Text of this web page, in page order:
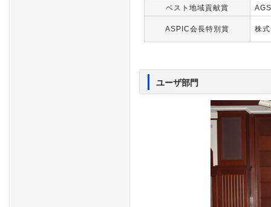
ベスト地域貢献賞
ASPIC会長特別賞 株
ユーザ部門